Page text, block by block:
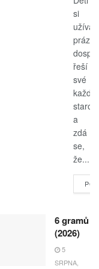
si
užívají
řeší
své
a
zdá
se,
že...
6 gramů
(2026)
5
SRPNA,